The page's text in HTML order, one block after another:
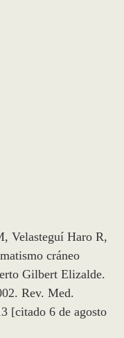
Velasteguí Haro R,
cráneo
Gilbert Elizalde.
Rev. Med.
[citado 6 de agosto